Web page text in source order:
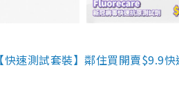
快速測試套裝】鄰住買開賣$9.9